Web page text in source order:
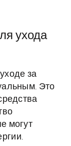
ухода
за
Это
могут